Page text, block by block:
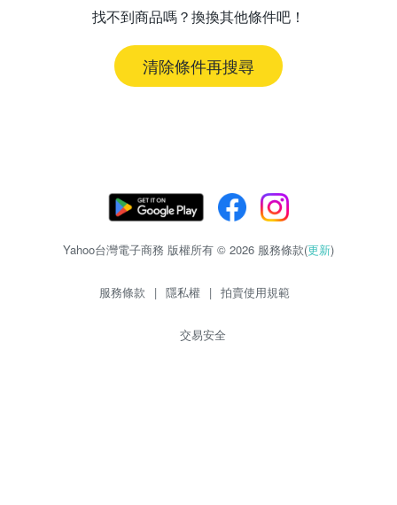
找不到商品嗎？換換其他條件吧！
清除條件再搜尋
Yahoo台灣電子商務 版權所有 © 2026 服務條款(更新)
服務條款 | 隱私權 | 拍賣使用規範
交易安全